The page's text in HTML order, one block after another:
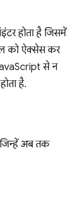
होता है जिसमें
को ऐक्सेस कर
से न
है.
अब तक